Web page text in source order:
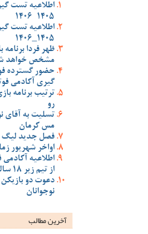
اطلاعیه تست
1405-1406
اطلاعیه تست
1405_1406
ظهر فردا
مشخص خواهد
حضور گسترده
گیری آکادمی
ترتیب برنامه
رو
تسلیت به آقای
مس کرمان
فصل جدید لیگ
اواخر شهریور
اطلاعیه
از تیم زیر 18 ساله های خود
دعوت دو
نوجوانان
آخرین مطالب